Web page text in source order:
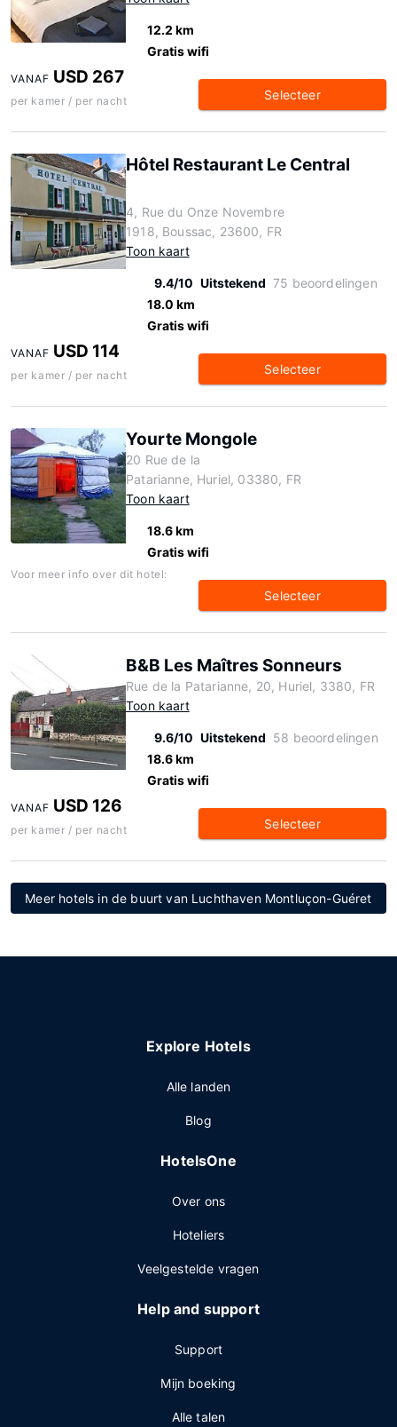
12.2 km
Gratis wifi
VANAF USD 267
per kamer / per nacht Selecteer
Hôtel Restaurant Le Central
4, Rue du Onze Novembre
1918, Boussac, 23600, FR
Toon kaart
9.4/10 Uitstekend 75 beoordelingen
18.0 km
Gratis wifi
VANAF USD 114
per kamer / per nacht Selecteer
Yourte Mongole
20 Rue de la
Patarianne, Huriel, 03380, FR
Toon kaart
18.6 km
Gratis wifi
Voor meer info over dit hotel:
Selecteer
B&B Les Maîtres Sonneurs
Rue de la Patarianne, 20, Huriel, 3380, FR
Toon kaart
9.6/10 Uitstekend 58 beoordelingen
18.6 km
Gratis wifi
VANAF USD 126
per kamer / per nacht Selecteer
Meer hotels in de buurt van Luchthaven Montluçon-Guéret
Explore Hotels
Alle landen
Blog
HotelsOne
Over ons
Hoteliers
Veelgestelde vragen
Help and support
Support
Mijn boeking
Alle talen